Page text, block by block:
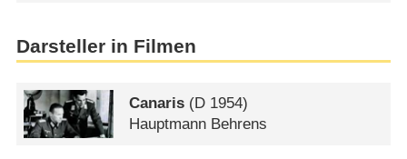
Darsteller in Filmen
Canaris (D 1954)
Hauptmann Behrens